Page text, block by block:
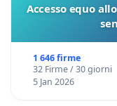
Accesso equo
1 646 firme
32 Firme / 30 giorni
5 Jan 2026